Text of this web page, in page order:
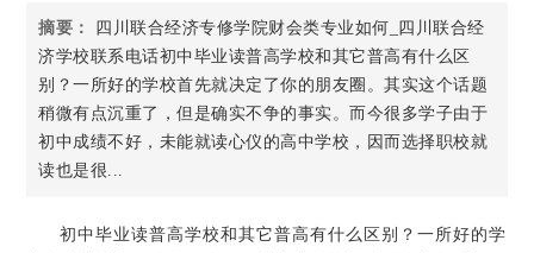
摘要：
四川联合经济专修学院财会类专业如何_四川联合经
济学校联系电话初中毕业读普高学校和其它普高有什么区
别？一所好的学校首先就决定了你的朋友圈。其实这个话题
稍微有点沉重了，但是确实不争的事实。而今很多学子由于
初中成绩不好，未能就读心仪的高中学校，因而选择职校就
读也是很...
初中毕业读普高学校和其它普高有什么区别？一所好的学